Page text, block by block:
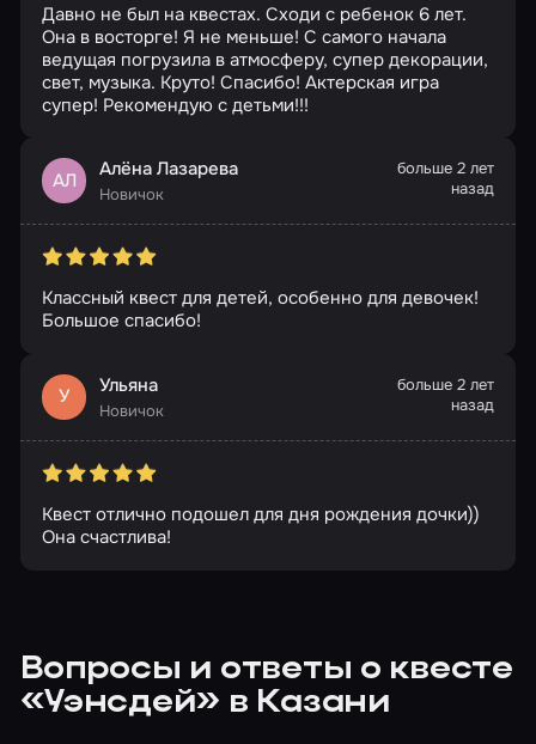
Давно не был на квестах. Сходи с ребенок 6 лет.
Она в восторге! Я не меньше! С самого начала
ведущая погрузила в атмосферу, супер декорации,
свет, музыка. Круто! Спасибо! Актерская игра
супер! Рекомендую с детьми!!!
АЛ Алёна Лазарева
Новичок
больше 2 лет
назад
Классный квест для детей, особенно для девочек!
Большое спасибо!
У Ульяна
Новичок
больше 2 лет
назад
Квест отлично подошел для дня рождения дочки))
Она счастлива!
Вопросы и ответы о квесте
«Уэнсдей» в Казани